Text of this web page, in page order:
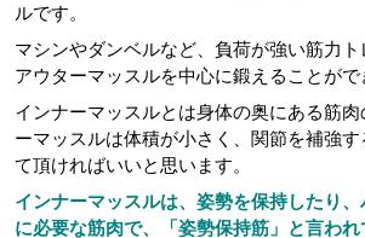
ルです。
マシンやダンベルなど、負荷が強い筋力
アウターマッスルを中心に鍛えることがで
インナーマッスルとは身体の奥にある筋
ーマッスルは体積が小さく、関節を補強
て頂ければいいと思います。
インナーマッスルは、姿勢を保持したり
に必要な筋肉で、「姿勢保持筋」と言われ